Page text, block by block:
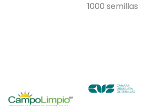
1000 semillas